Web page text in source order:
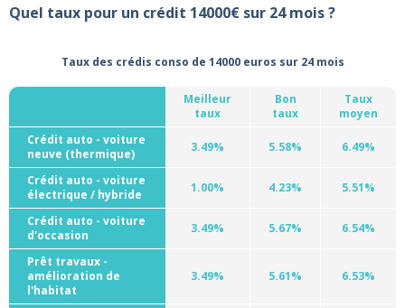
Quel taux pour un crédit 14000€ sur 24 mois ?
Taux des crédis conso de 14000 euros sur 24 mois
Meilleur
taux
Bon
taux
Taux
moyen
Crédit auto - voiture
neuve (thermique)
3.49% 5.58% 6.49%
Crédit auto - voiture
électrique / hybride
1.00% 4.23% 5.51%
Crédit auto - voiture
d'occasion
3.49% 5.67% 6.54%
Prêt travaux -
amélioration de
l'habitat
3.49% 5.61% 6.53%